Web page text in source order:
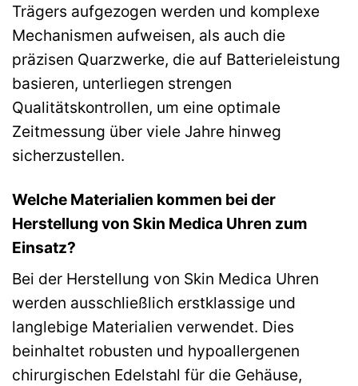
Trägers aufgezogen werden und komplexe
Mechanismen aufweisen, als auch die
präzisen Quarzwerke, die auf Batterieleistung
basieren, unterliegen strengen
Qualitätskontrollen, um eine optimale
Zeitmessung über viele Jahre hinweg
sicherzustellen.
Welche Materialien kommen bei der
Herstellung von Skin Medica Uhren zum
Einsatz?
Bei der Herstellung von Skin Medica Uhren
werden ausschließlich erstklassige und
langlebige Materialien verwendet. Dies
beinhaltet robusten und hypoallergenen
chirurgischen Edelstahl für die Gehäuse,